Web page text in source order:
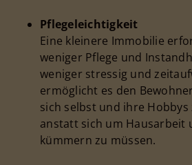
Pflegeleichtigkeit
Eine kleinere Immobilie
weniger Pflege und
weniger stressig und
ermöglicht es den
sich selbst und ihre Hobbys
anstatt sich um Hausarbeit
kümmern zu müssen.